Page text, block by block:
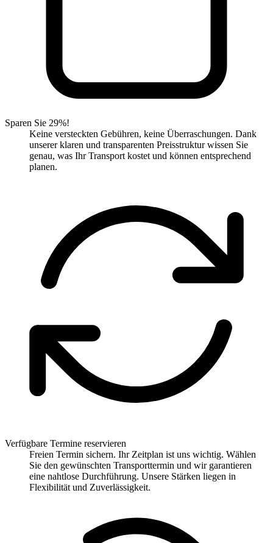
Sparen Sie 29%!
Keine versteckten Gebühren, keine Überraschungen. Dank
unserer klaren und transparenten Preisstruktur wissen Sie
genau, was Ihr Transport kostet und können entsprechend
planen.
Verfügbare Termine reservieren
Freien Termin sichern. Ihr Zeitplan ist uns wichtig. Wählen
Sie den gewünschten Transporttermin und wir garantieren
eine nahtlose Durchführung. Unsere Stärken liegen in
Flexibilität und Zuverlässigkeit.